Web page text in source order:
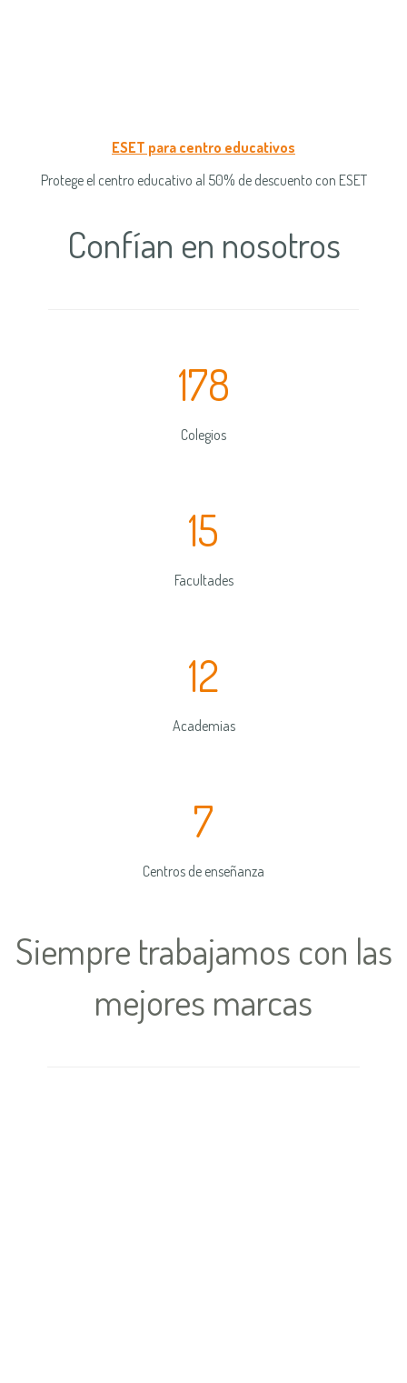
ESET para centro educativos
Protege el centro educativo al 50% de descuento con ESET
Confían en nosotros
178
Colegios
15
Facultades
12
Academias
7
Centros de enseñanza
Siempre trabajamos con las
mejores marcas